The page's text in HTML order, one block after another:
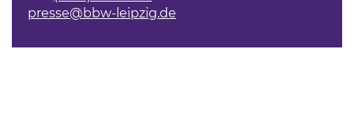
presse@bbw-leipzig.de